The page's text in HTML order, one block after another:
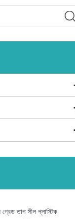
গ্রেড তাপ সীল প্লাস্টিক